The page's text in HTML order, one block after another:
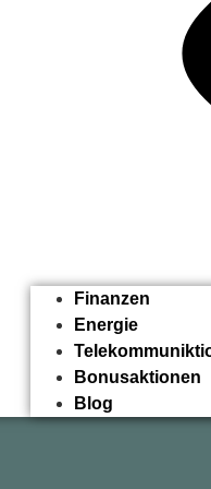
Finanzen
Energie
Bonusaktionen
Blog